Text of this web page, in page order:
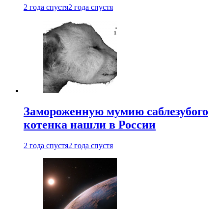
2 года спустя2 года спустя
Замороженную мумию саблезубого
котенка нашли в России
2 года спустя2 года спустя